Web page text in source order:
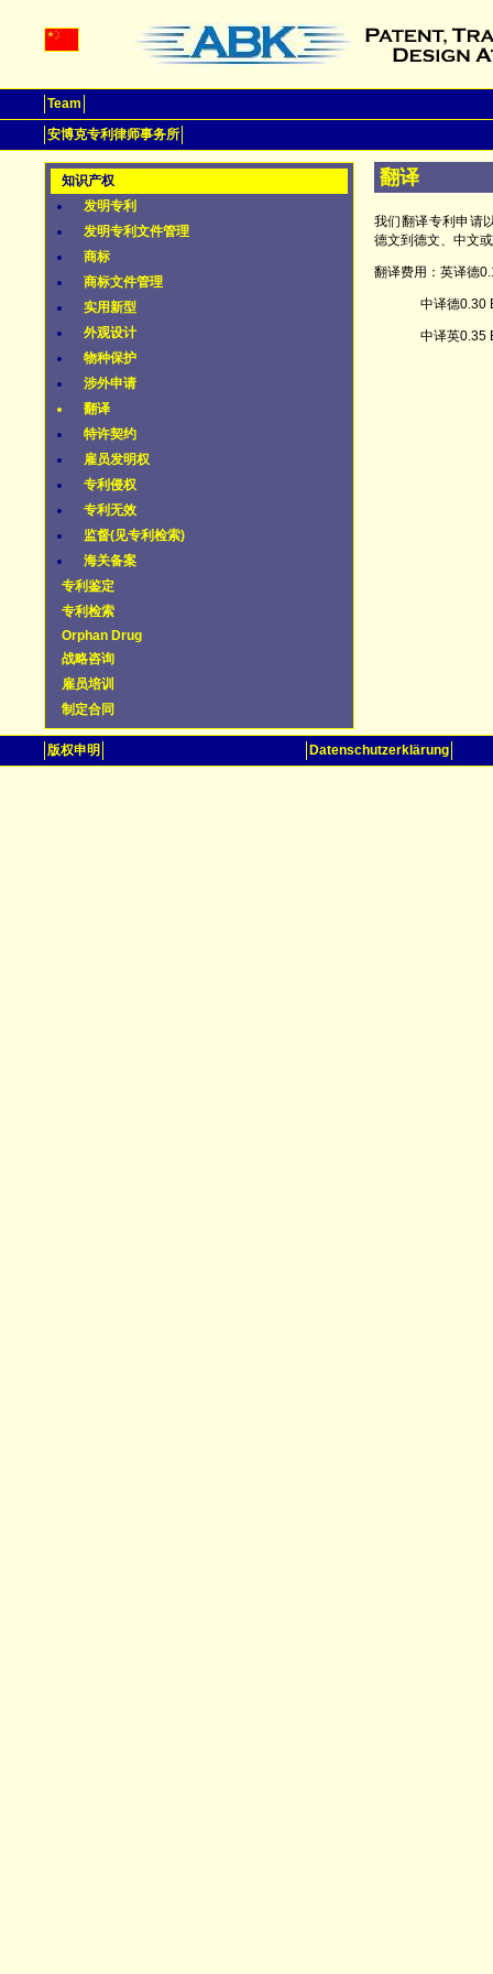
Team
安博克专利律师事务所
知识产权
发明专利
发明专利文件管理
商标
商标文件管理
实用新型
外观设计
物种保护
涉外申请
翻译
特许契约
雇员发明权
专利侵权
专利无效
监督(见专利检索)
海关备案
专利鉴定
专利检索
Orphan Drug
战略咨询
雇员培训
制定合同
翻译
我们翻译专利申请
德文到德文、中文
翻译费用：英译德
中译德0.30
中译英0.35
版权申明 Datenschutzerklärung